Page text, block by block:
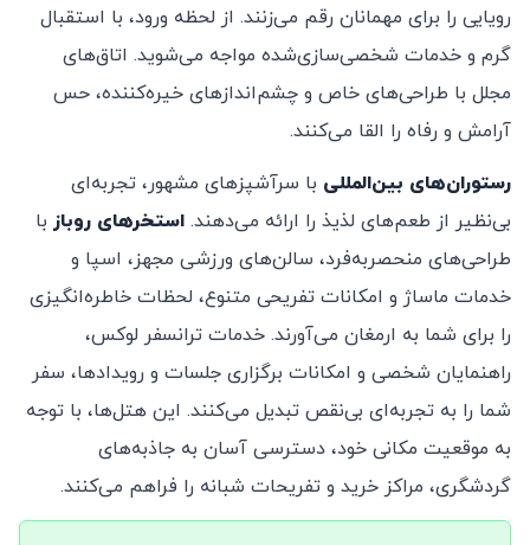
رویایی را برای مهمانان رقم می‌زنند. از لحظه ورود، با استقبال
گرم و خدمات شخصی‌سازی‌شده مواجه می‌شوید. اتاق‌های
مجلل با طراحی‌های خاص و چشم‌اندازهای خیره‌کننده، حس
آرامش و رفاه را القا می‌کنند.
رستوران‌های بین‌المللی با سرآشپزهای مشهور، تجربه‌ای
بی‌نظیر از طعم‌های لذیذ را ارائه می‌دهند. استخرهای روباز با
طراحی‌های منحصربه‌فرد، سالن‌های ورزشی مجهز، اسپا و
خدمات ماساژ و امکانات تفریحی متنوع، لحظات خاطره‌انگیزی
را برای شما به ارمغان می‌آورند. خدمات ترانسفر لوکس،
راهنمایان شخصی و امکانات برگزاری جلسات و رویدادها، سفر
شما را به تجربه‌ای بی‌نقص تبدیل می‌کنند. این هتل‌ها، با توجه
به موقعیت مکانی خود، دسترسی آسان به جاذبه‌های
گردشگری، مراکز خرید و تفریحات شبانه را فراهم می‌کنند.